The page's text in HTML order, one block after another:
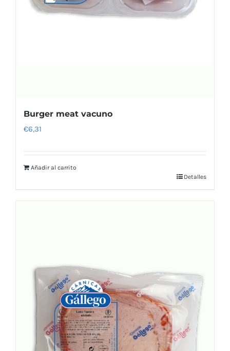
Burger meat vacuno
€6,31
Añadir al carrito
Detalles